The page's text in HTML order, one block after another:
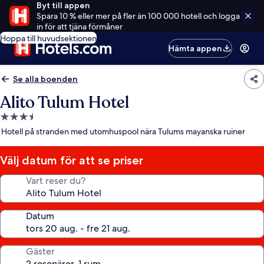
Byt till appen
Spara 10 % eller mer på fler än 100 000 hotell och logga
in för att tjäna förmåner
Hoppa till huvudsektionen
Hämta appen
Se alla boenden
Alito Tulum Hotel
3.5-
stjärnigt
Hotell på stranden med utomhuspool nära Tulums mayanska ruiner
Välj datum för att se priser
Vart reser du?
Datum
Gäster